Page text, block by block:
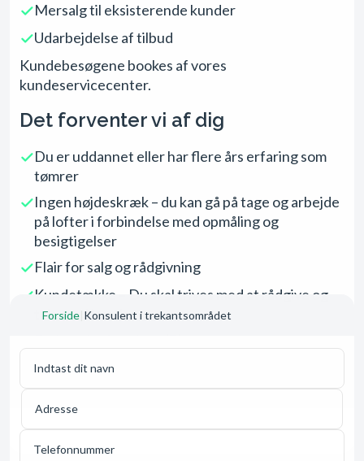
Mersalg til eksisterende kunder
Udarbejdelse af tilbud
Kundebesøgene bookes af vores
kundeservicecenter.
Det forventer vi af dig
Du er uddannet eller har flere års erfaring som
tømrer
Ingen højdeskræk – du kan gå på tage og arbejde
på lofter i forbindelse med opmåling og
besigtigelser
Flair for salg og rådgivning
Kundetække – Du skal trives med at rådgive og
tale med kunder
Vi glæder os til at høre fra dig!
Forside Konsulent i trekantsområdet